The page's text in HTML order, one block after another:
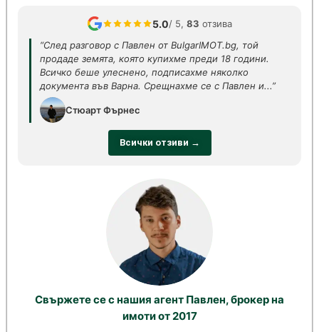
5.0/ 5, 83 отзива
“След разговор с Павлен от BulgarIMOT.bg, той
продаде земята, която купихме преди 18 години.
Всичко беше улеснено, подписахме няколко
документа във Варна. Срещнахме се с Павлен и...”
Стюарт Фърнес
Всички отзиви →
Свържете се с нашия агент Павлен, брокер на
имоти от 2017